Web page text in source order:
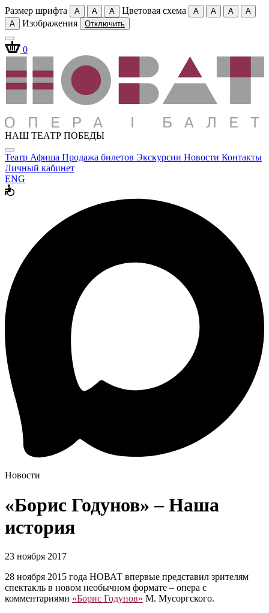
Размер шрифта A A A Цветовая схема A A A
A
A
Изображения Отключить
0
НАШ ТЕАТР ПОБЕДЫ
Театр Афиша Продажа билетов Экскурсии Новости Контакты
Личный кабинет
ENG
Новости
«Борис Годунов» – Наша
история
23 ноября 2017
28 ноября 2015 года НОВАТ впервые представил зрителям
спектакль в новом необычном формате – опера с
комментариями «Борис Годунов» М. Мусоргского.